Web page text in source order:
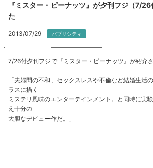
『ミスター・ピーナッツ』が夕刊フジ（7/
た
2013/07/29 パブリシティ
7/26付夕刊フジで『ミスター・ピーナッツ』が紹介さ
「夫婦間の不和、セックスレスや不倫など結婚生活
ラスに描く
ミステリ風味のエンターテインメント。と同時に実
え十分の
大胆なデビュー作だ。」